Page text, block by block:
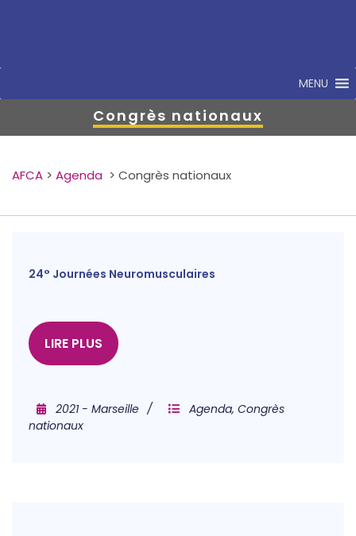
MENU
Congrès nationaux
AFCA > Agenda > Congrès nationaux
24° Journées Neuromusculaires
LIRE PLUS
2021 - Marseille Agenda, Congrès
nationaux